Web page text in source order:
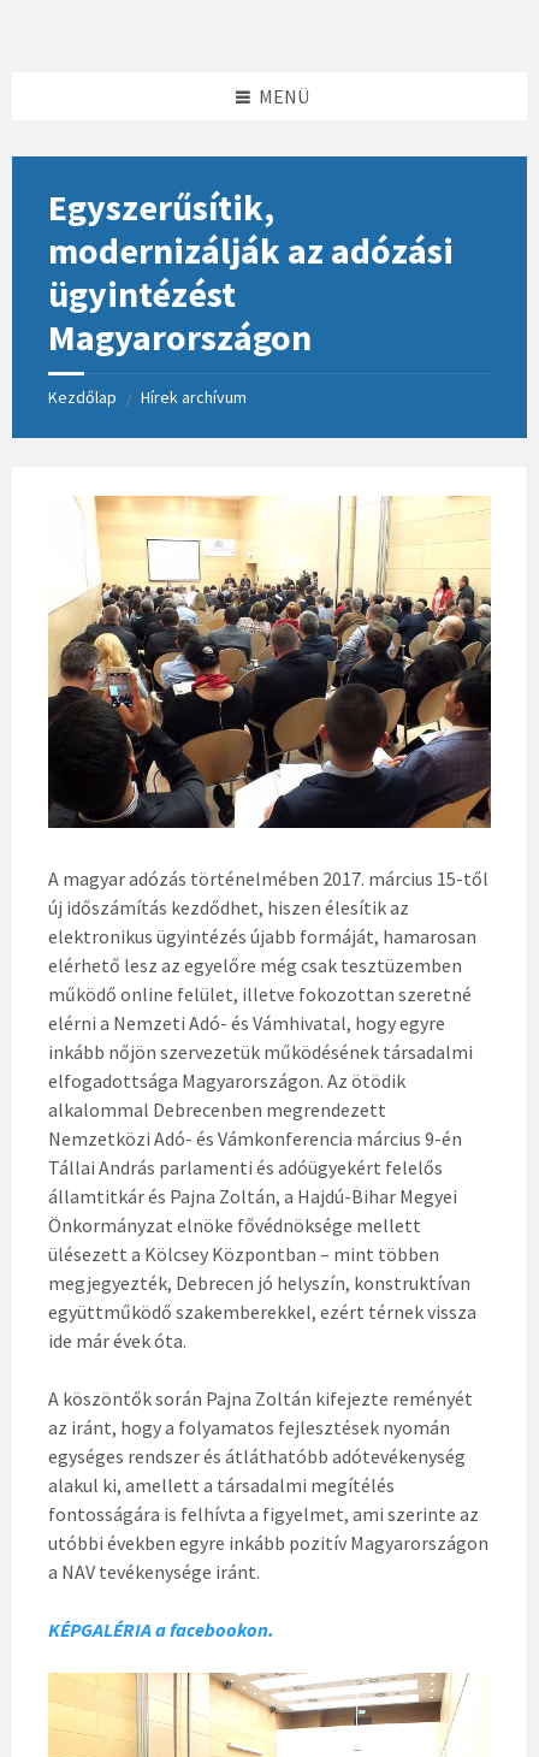
MENÜ
Egyszerűsítik,
modernizálják az adózási
ügyintézést
Magyarországon
Kezdőlap / Hírek archívum
A magyar adózás történelmében 2017. március 15-től
új időszámítás kezdődhet, hiszen élesítik az
elektronikus ügyintézés újabb formáját, hamarosan
elérhető lesz az egyelőre még csak tesztüzemben
működő online felület, illetve fokozottan szeretné
elérni a Nemzeti Adó- és Vámhivatal, hogy egyre
inkább nőjön szervezetük működésének társadalmi
elfogadottsága Magyarországon. Az ötödik
alkalommal Debrecenben megrendezett
Nemzetközi Adó- és Vámkonferencia március 9-én
Tállai András parlamenti és adóügyekért felelős
államtitkár és Pajna Zoltán, a Hajdú-Bihar Megyei
Önkormányzat elnöke fővédnöksége mellett
ülésezett a Kölcsey Központban – mint többen
megjegyezték, Debrecen jó helyszín, konstruktívan
együttműködő szakemberekkel, ezért térnek vissza
ide már évek óta.
A köszöntők során Pajna Zoltán kifejezte reményét
az iránt, hogy a folyamatos fejlesztések nyomán
egységes rendszer és átláthatóbb adótevékenység
alakul ki, amellett a társadalmi megítélés
fontosságára is felhívta a figyelmet, ami szerinte az
utóbbi években egyre inkább pozitív Magyarországon
a NAV tevékenysége iránt.
KÉPGALÉRIA a facebookon.